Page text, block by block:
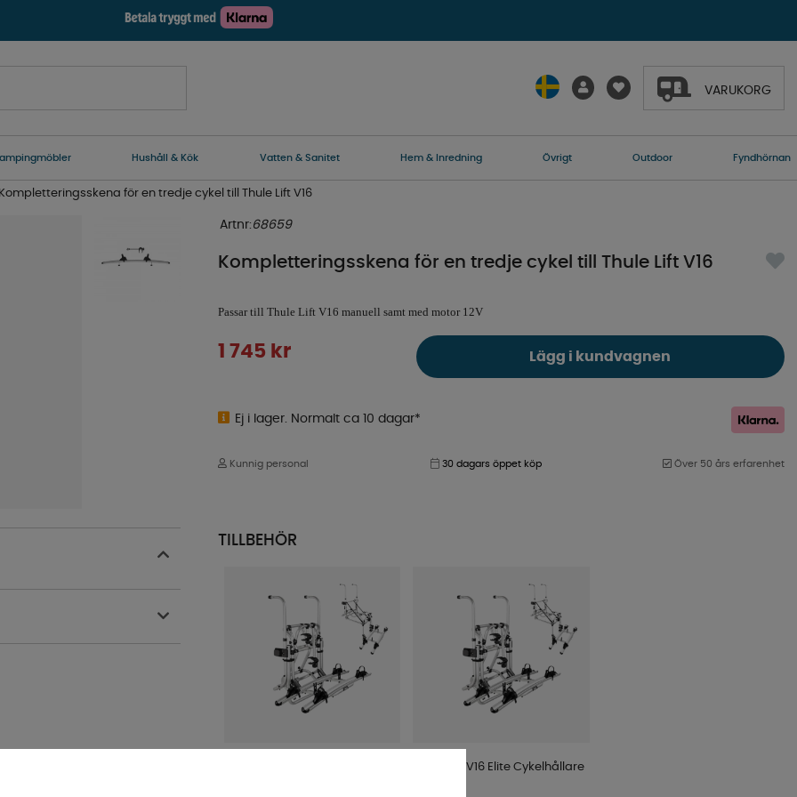
VARUKORG
Hushåll & Kök Vatten & Sanitet Hem & Inredning Övrigt Outdoor Fyndhörnan
Kompletteringsskena för en tredje cykel till Thule Lift V16
Artnr: 68659
Kompletteringsskena för en tredje cykel till Thule Lift V16
Passar till Thule Lift V16 manuell samt med motor 12V
1 745 kr Lägg i kundvagnen
Ej i lager. Normalt ca 10 dagar*
Kunnig personal 30 dagars öppet köp Över 50 års erfarenhet
TILLBEHÖR
Thule Lift V16 Elite Cykelhållare